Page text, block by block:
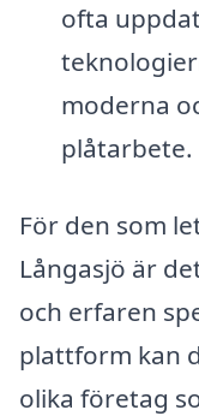
ofta
moderna
plåtarbete.
För den som
Långasjö är
och erfaren
plattform kan
olika företag